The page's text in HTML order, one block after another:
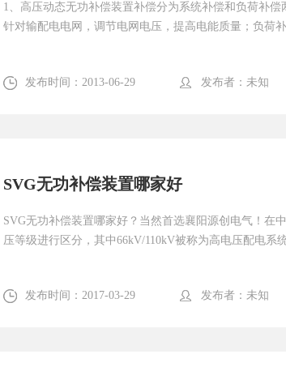
1、高压动态无功补偿装置补偿分为系统补偿和负荷补
针对输配电电网，调节电网电压，提高电能质量；负荷
发布时间： 2013-06-29 发布者： 未知
SVG无功补偿装置哪家好
SVG无功补偿装置哪家好？当然首选襄阳源创电气！在
压等级进行区分，其中66kV/110kV被称为高电压配电系
发布时间： 2017-03-29 发布者： 未知